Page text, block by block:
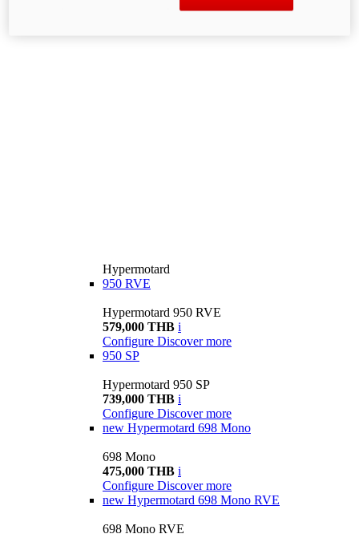
Hypermotard
950 RVE
Hypermotard 950 RVE
579,000 THB i
Configure Discover more
950 SP
Hypermotard 950 SP
739,000 THB i
Configure Discover more
new Hypermotard 698 Mono
698 Mono
475,000 THB i
Configure Discover more
new Hypermotard 698 Mono RVE
698 Mono RVE